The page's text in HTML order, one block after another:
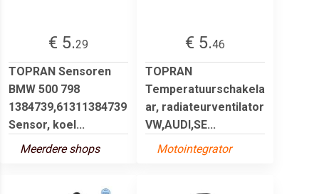
€ 5.29
TOPRAN Sensoren
BMW 500 798
1384739,61311384739
Sensor, koel...
Meerdere shops
€ 5.46
TOPRAN
Temperatuurschakela
ar, radiateurventilator
VW,AUDI,SE...
Motointegrator